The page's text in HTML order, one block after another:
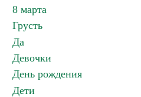
8 марта
Грусть
Да
Девочки
День рождения
Дети